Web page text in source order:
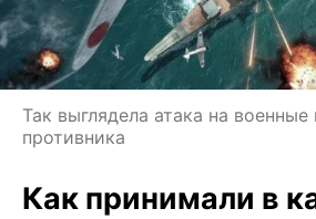
Так выглядела атака на военные
противника
Как принимали в